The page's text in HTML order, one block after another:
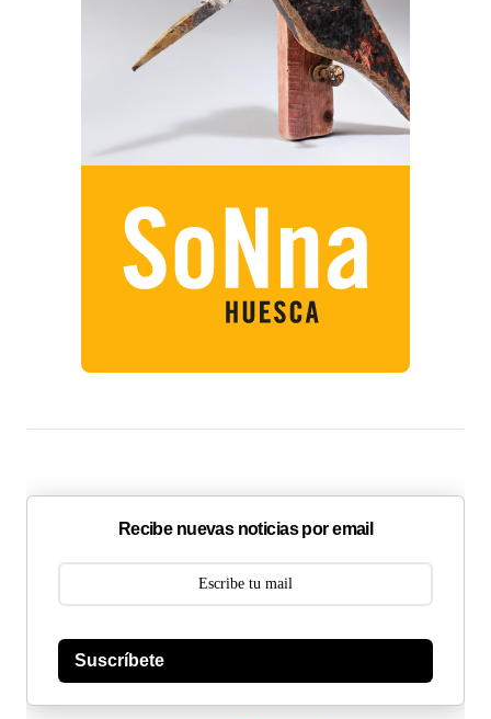
Recibe nuevas noticias por email
Suscríbete